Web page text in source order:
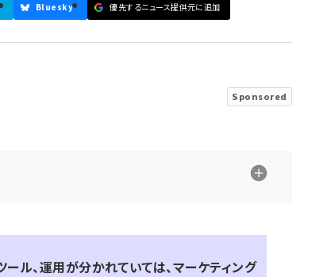
Bluesky 優先するニュース提供元に追加
Sponsored
ール、運用が分かれていては、マーケティング